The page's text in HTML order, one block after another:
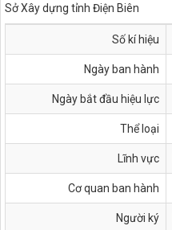
Sở Xây dựng tỉnh Điện Biên
Số kí hiệu
Ngày ban hành
Ngày bắt đầu hiệu lực
Thể loại
Lĩnh vực
Cơ quan ban hành
Người ký